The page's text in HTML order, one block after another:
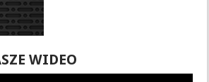
WIDEO